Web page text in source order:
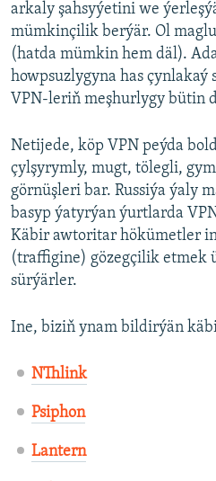
arkaly şahsyýetini we
mümkinçilik berýär. Ol
(hatda mümkin hem däl).
howpsuzlygyna has çynlakaý
VPN-leriň meşhurlygy bütin
Netijede, köp VPN peýda
çylşyrymly, mugt, tölegli,
görnüşleri bar. Russiýa ýaly
basyp ýatyrýan ýurtlarda
Käbir awtoritar hökümetler
(traffigine) gözegçilik etmek
sürýärler.
Ine, biziň ynam bildirýän
NThlink
Psiphon
Lantern